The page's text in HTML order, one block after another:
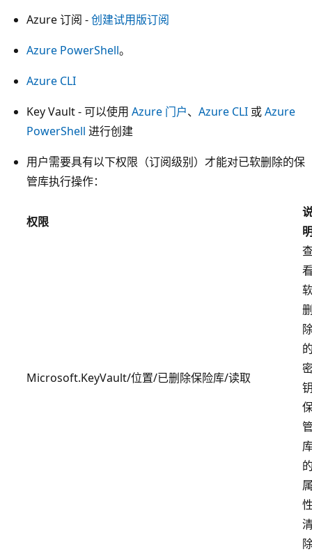
Azure 订阅 -创建试用版订阅
Azure PowerShell。
Azure CLI
Key Vault - 可以使用 Azure 门户、 Azure CLI 或Azure
PowerShell 进行创建
用户需要具有以下权限（订阅级别）才能对已软删除的保
管库执行操作：
权限
Microsoft.KeyVault/位置/已删除保险库/读取